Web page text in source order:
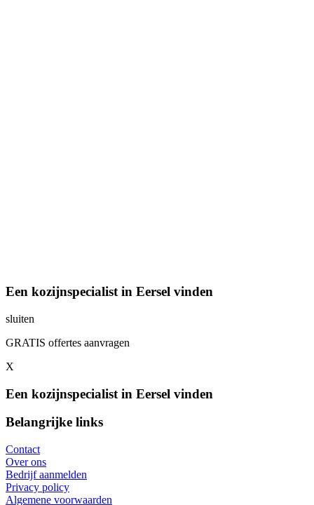
Een kozijnspecialist in Eersel vinden
sluiten
GRATIS offertes aanvragen
X
Een kozijnspecialist in Eersel vinden
Belangrijke links
Contact
Over ons
Bedrijf aanmelden
Privacy policy
Algemene voorwaarden